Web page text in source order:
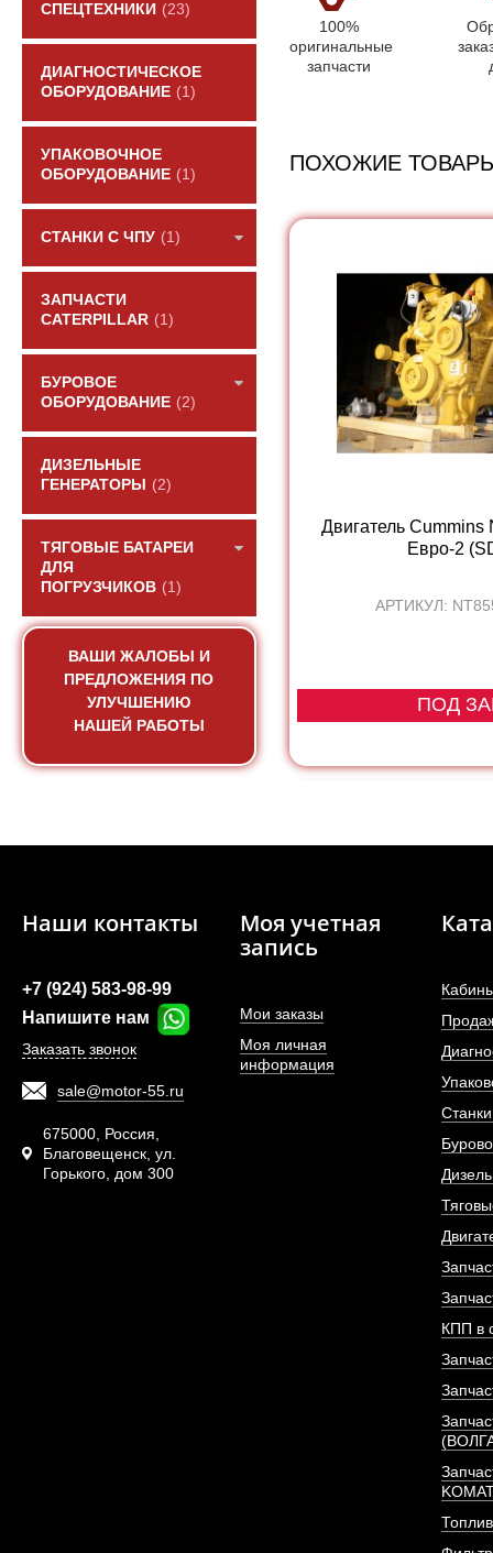
СПЕЦТЕХНИКИ (23)
ДИАГНОСТИЧЕСКОЕ
ОБОРУДОВАНИЕ (1)
УПАКОВОЧНОЕ
ОБОРУДОВАНИЕ (1)
СТАНКИ С ЧПУ (1)
ЗАПЧАСТИ
CATERPILLAR (1)
БУРОВОЕ
ОБОРУДОВАНИЕ (2)
ДИЗЕЛЬНЫЕ
ГЕНЕРАТОРЫ
(2)
ТЯГОВЫЕ БАТАРЕИ
ДЛЯ
ПОГРУЗЧИКОВ (1)
ВАШИ ЖАЛОБЫ И
ПРЕДЛОЖЕНИЯ ПО
УЛУЧШЕНИЮ
НАШЕЙ РАБОТЫ
100%
оригинальные
запчасти
ПОХОЖИЕ
Двигатель
Евро-2
АРТИКУЛ:
ПОД
Фильтр топливный
двигателя
АРТИКУЛ:
ПОД
Наши контакты
+7 (924) 583-98-99
Напишите нам
Заказать звонок
sale@motor-55.ru
675000, Россия,
Благовещенск, ул.
Горького, дом 300
Моя учетная
запись
Мои заказы
Моя личная
информация
КПП в